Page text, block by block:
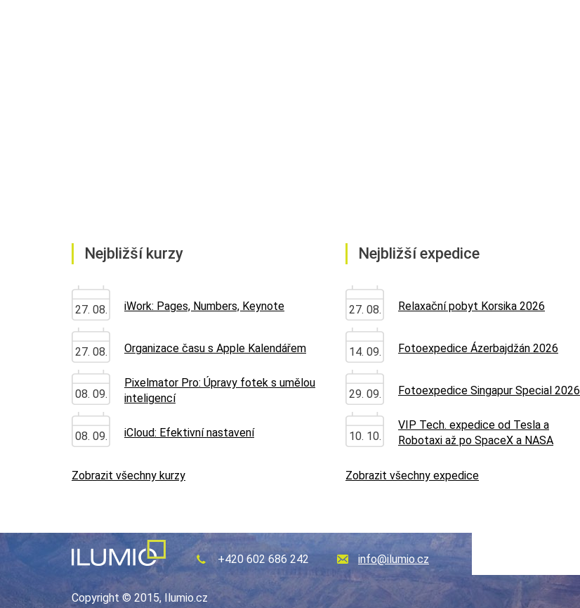
Nejbližší kurzy
27. 08. iWork: Pages, Numbers, Keynote
27. 08. Organizace času s Apple Kalendářem
08. 09.
Pixelmator Pro: Úpravy fotek s umělou
inteligencí
08. 09. iCloud: Efektivní nastavení
Zobrazit všechny kurzy
Nejbližší expedice
27. 08. Relaxační pobyt Korsika 2026
14. 09. Fotoexpedice Ázerbajdžán 2026
29. 09. Fotoexpedice Singapur Special 2026
10. 10.
VIP Tech. expedice od Tesla a
Robotaxi až po SpaceX a NASA
Zobrazit všechny expedice
+420 602 686 242 info@ilumio.cz
Copyright © 2015, Ilumio.cz